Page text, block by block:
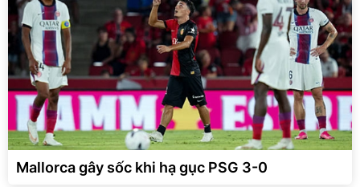
Mallorca gây sốc khi hạ gục PSG 3-0